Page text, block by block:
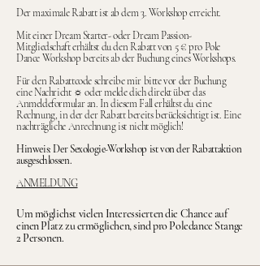
Der maximale Rabatt ist ab dem 3. Workshop erreicht.
Mit einer Dream Starter- oder Dream Passion-
Mitgliedschaft erhältst du den Rabatt von 5 € pro Pole
Dance Workshop bereits ab der Buchung eines Workshops.
Für den Rabattcode schreibe mir bitte vor der Buchung
eine Nachricht ☼ oder melde dich direkt über das
Anmeldeformular an. In diesem Fall erhältst du eine
Rechnung, in der der Rabatt bereits berücksichtigt ist. Eine
nachträgliche Anrechnung ist nicht möglich!
Hinweis: Der Sexologie-Workshop ist von der Rabattaktion
ausgeschlossen.
ANMELDUNG
Um möglichst vielen Interessierten die Chance auf
einen Platz zu ermöglichen, sind pro Poledance Stange
2 Personen.